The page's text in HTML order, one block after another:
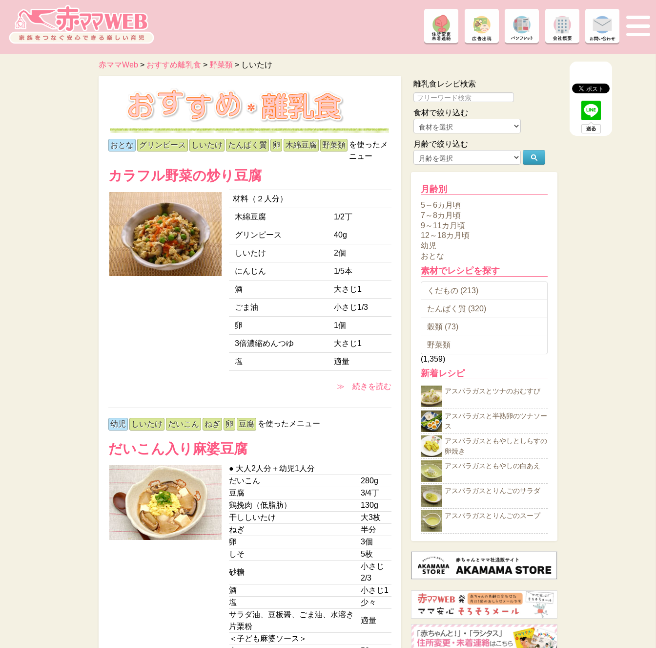
赤ママWeb > おすすめ離乳食 > 野菜類 > しいたけ
おとな グリンピース しいたけ たんぱく質 卵 木綿豆腐 野菜類 を使ったメ
ニュー
カラフル野菜の炒り豆腐
材料（２人分）
木綿豆腐 1/2丁
グリンピース 40g
しいたけ 2個
にんじん 1/5本
酒 大さじ1
ごま油 小さじ1/3
卵 1個
3倍濃縮めんつゆ 大さじ1
塩 適量
≫ 続きを読む
幼児 しいたけ だいこん ねぎ 卵 豆腐 を使ったメニュー
だいこん入り麻婆豆腐
● 大人2人分＋幼児1人分
だいこん
280g
豆腐
3/4丁
鶏挽肉（低脂肪）
130g
干ししいたけ
大3枚
ねぎ
半分
卵
3個
しそ
5枚
砂糖
小さじ
2/3
酒
小さじ1
塩
少々
サラダ油、豆板醤、ごま油、水溶き
片栗粉
適量
＜子ども麻婆ソース＞
離乳食レシピ検索
食材で絞り込む
月齢で絞り込む
月齢別
5～6カ月頃
7～8カ月頃
9～11カ月頃
12～18カ月頃
幼児
おとな
素材でレシピを探す
くだもの (213)
たんぱく質 (320)
穀類 (73)
野菜類
(1,359)
新着レシピ
アスパラガスとツナのおむすび
アスパラガスと半熟卵のツナソー
ス
アスパラガスともやしとしらすの
卵焼き
アスパラガスともやしの白あえ
アスパラガスとりんごのサラダ
アスパラガスとりんごのスープ